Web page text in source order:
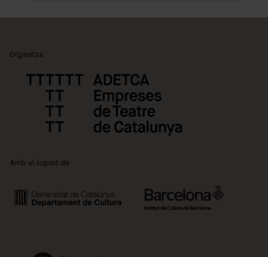
Organitza:
Amb el suport de: